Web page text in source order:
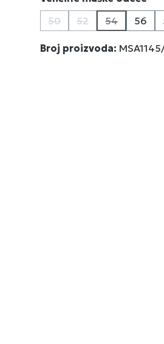
50
(Ova opcija trenutno nije
52
(Ova opcija
54
(Ova opcija
56
Broj proizvoda: